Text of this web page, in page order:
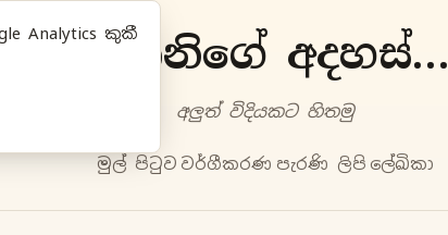
ප්‍රියානිගේ අදහස්‍...
අලුත්‍ විදියකට හිතමු
මුල් පිටුව වර්ගීකරණ පැරණි ලිපි ලේඛිකා
Analytics කුකී